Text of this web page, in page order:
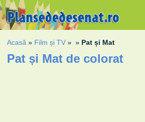
Acasă » Film și TV » » Pat și Mat
Pat și Mat de colorat